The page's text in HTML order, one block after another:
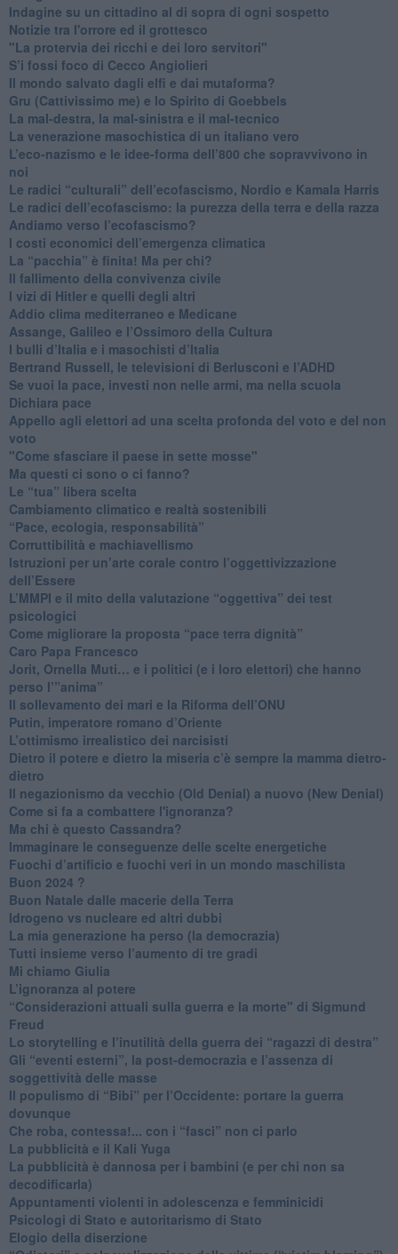
Indagine su un cittadino al di sopra di ogni sospetto
Notizie tra l'orrore ed il grottesco
"La protervia dei ricchi e dei loro servitori"
S’i fossi foco di Cecco Angiolieri
​Il mondo salvato dagli elfi e dai mutaforma?
Gru (Cattivissimo me) e lo Spirito di Goebbels
​La mal-destra, la mal-sinistra e il mal-tecnico
​La venerazione masochistica di un italiano vero
​L’eco-nazismo e le idee-forma dell’800 che sopravvivono in
noi
​Le radici “culturali” dell’ecofascismo, Nordio e Kamala Harris
Le radici dell’ecofascismo: la purezza della terra e della razza
Andiamo verso l’ecofascismo?
I costi economici dell’emergenza climatica
​La “pacchia” è finita! Ma per chi?
​Il fallimento della convivenza civile
​I vizi di Hitler e quelli degli altri
Addio clima mediterraneo e Medicane
​Assange, Galileo e l’Ossimoro della Cultura
​I bulli d’Italia e i masochisti d’Italia
​Bertrand Russell, le televisioni di Berlusconi e l’ADHD
​Se vuoi la pace, investi non nelle armi, ma nella scuola
​Dichiara pace
​Appello agli elettori ad una scelta profonda del voto e del non
voto
"Come sfasciare il paese in sette mosse"
​Ma questi ci sono o ci fanno?
​Le “tua” libera scelta
Cambiamento climatico e realtà sostenibili
“Pace, ecologia, responsabilità”
​Corruttibilità e machiavellismo
Istruzioni per un’arte corale contro l’oggettivizzazione
dell’Essere
​L’MMPI e il mito della valutazione “oggettiva” dei test
psicologici
Come migliorare la proposta “pace terra dignità”
Caro Papa Francesco
​Jorit, Ornella Muti… e i politici (e i loro elettori) che hanno
perso l’”anima”
​Il sollevamento dei mari e la Riforma dell’ONU
Putin, imperatore romano d’Oriente
​L’ottimismo irrealistico dei narcisisti
​Dietro il potere e dietro la miseria c’è sempre la mamma dietro-
dietro
Il negazionismo da vecchio (Old Denial) a nuovo (New Denial)
Come si fa a combattere l'ignoranza?
Ma chi è questo Cassandra?
Immaginare le conseguenze delle scelte energetiche
​Fuochi d’artificio e fuochi veri in un mondo maschilista
Buon 2024 ?
​Buon Natale dalle macerie della Terra
​Idrogeno vs nucleare ed altri dubbi
​La mia generazione ha perso (la democrazia)
​Tutti insieme verso l’aumento di tre gradi
Mi chiamo Giulia
L’ignoranza al potere
​“Considerazioni attuali sulla guerra e la morte" di Sigmund
Freud
​Lo storytelling e l’inutilità della guerra dei “ragazzi di destra”
​Gli “eventi esterni”, la post-democrazia e l’assenza di
soggettività delle masse
​Il populismo di “Bibi” per l’Occidente: portare la guerra
dovunque
​Che roba, contessa!... con i “fasci” non ci parlo
La pubblicità e il Kali Yuga
​La pubblicità è dannosa per i bambini (e per chi non sa
decodificarla)
​Appuntamenti violenti in adolescenza e femminicidi
​Psicologi di Stato e autoritarismo di Stato
Elogio della diserzione